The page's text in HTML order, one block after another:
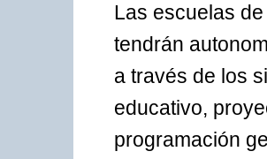
Las escuelas
tendrán
a través de los
educativo,
programación